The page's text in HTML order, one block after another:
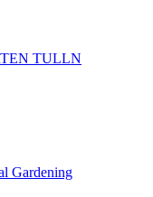
TULLN
Gardening